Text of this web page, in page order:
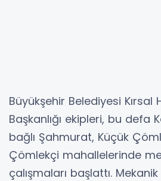
Büyükşehir Belediyesi Kırsal
Başkanlığı ekipleri, bu defa
bağlı Şahmurat, Küçük
Çömlekçi mahallelerinde
çalışmaları başlattı.